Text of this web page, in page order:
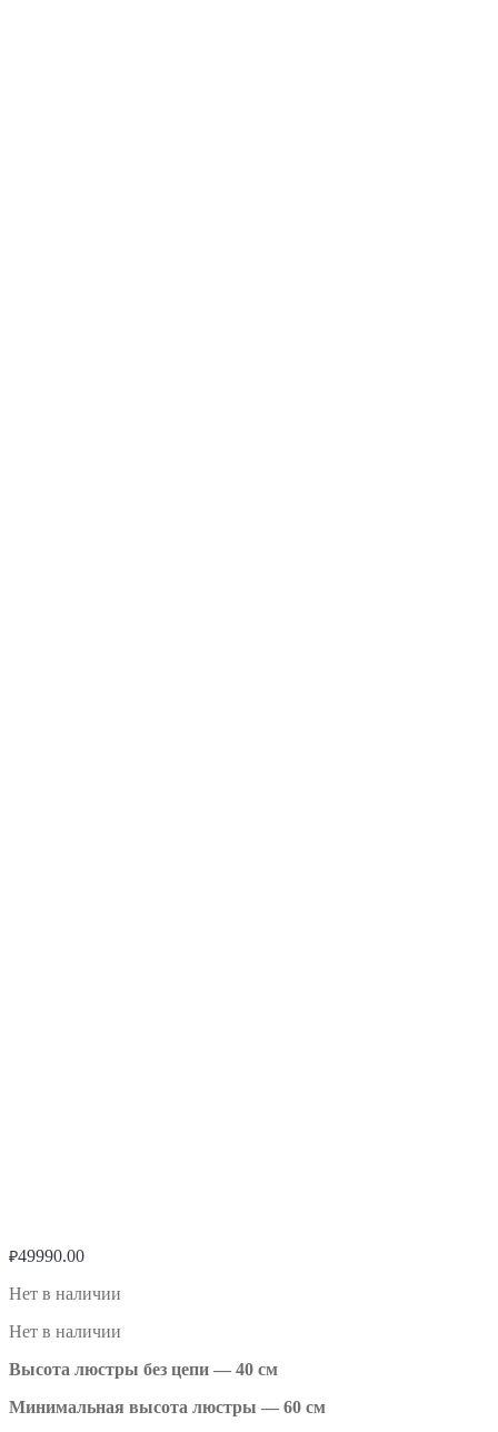
₽49990.00
Нет в наличии
Нет в наличии
Высота люстры без цепи — 40 см
Минимальная высота люстры — 60 см